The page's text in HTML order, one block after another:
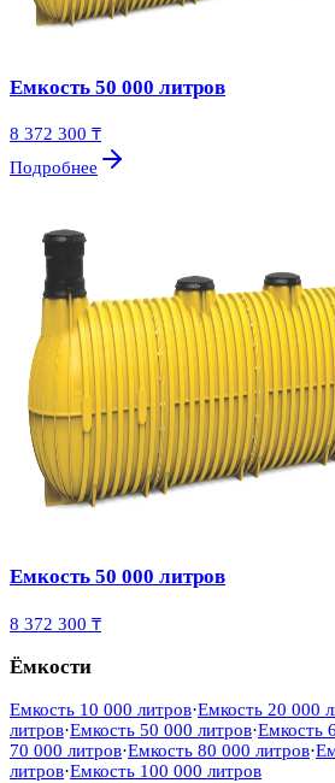
Емкость 50 000 литров
8 372 300 ₸
Подробнее
Емкость 50 000 литров
8 372 300 ₸
Ёмкости
Емкость 10 000 литров·Емкость 20 000
литров·Емкость 50 000 литров·Емкость
70 000 литров·Емкость 80 000 литров·
литров·Емкость 100 000 литров